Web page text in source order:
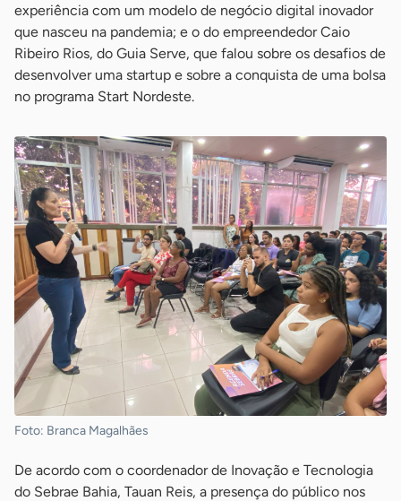
experiência com um modelo de negócio digital inovador
que nasceu na pandemia; e o do empreendedor Caio
Ribeiro Rios, do Guia Serve, que falou sobre os desafios de
desenvolver uma startup e sobre a conquista de uma bolsa
no programa Start Nordeste.
Foto: Branca Magalhães
De acordo com o coordenador de Inovação e Tecnologia
do Sebrae Bahia, Tauan Reis, a presença do público nos